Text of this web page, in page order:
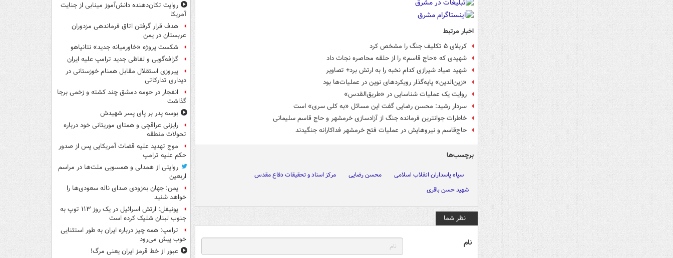
اخبار مرتبط
کربلای ۵ تکلیف جنگ را مشخص کرد
شهیدی که «حاج قاسم» را از حلقه محاصره نجات داد
شهید صیاد شیرازی کدام نخبه را به ارتش برد+ تصاویر
«زین‌الدین» پایه‌گذار رویکردهای نوین در عملیات‌ها بود
روایت یک عملیات شناسایی در «طریق‌القدس»
سردار رشید: محسن رضایی گفت این مسائل «به کلی سری» است
خاطرات جوانترین فرمانده جنگ از آزادسازی خرمشهر و حاج قاسم سلیمانی
حاج‌قاسم و نیروهایش در عملیات فتح خرمشهر فداکارانه جنگیدند
برچسب‌ها
سپاه پاسداران انقلاب اسلامی محسن رضایی
مرکز اسناد و تحقیقات دفاع مقدس
شهید حسن باقری
نظر شما
نام
روایت تکان‌دهنده دانش‌آموز مینابی از جنایت
آمریکا
هدف قرار گرفتن اتاق‌ فرماندهی مزدوران
عربستان در یمن
شکست پروژه «خاورمیانه جدید» نتانیاهو
گزافه‌گویی و لفاظی جدید ترامپ علیه ایران
پیروزی استقلال مقابل همنام خوزستانی در
دیداری تدارکاتی
انفجار در حومه دمشق چند کشته و زخمی برجا
گذاشت
بوسه‌ پدر بر پای پسر شهیدش
رایزنی عراقچی و همتای موریتانی خود درباره
تحولات منطقه
موج تهدید علیه قضات آمریکایی پس از صدور
حکم علیه ترامپ
روایتی از همدلی و همسویی ملت‌ها در مراسم
اربعین
یمن: جهان به‌زودی صدای ناله سعودی‌ها را
خواهد شنید
یونیفل: ارتش اسرائیل در یک روز ۱۱۳ توپ به
جنوب لبنان شلیک کرده است
ترامپ: همه چیز درباره ایران به طور استثنایی
خوب پیش می‌رود
عبور از خط قرمز ایران یعنی مرگ!